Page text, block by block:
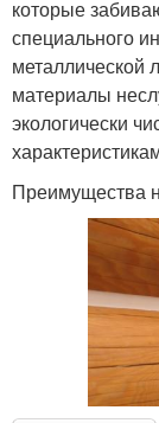
которые
специального
металлической
материалы
экологически
Преимущества